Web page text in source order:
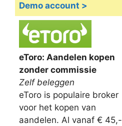
Demo account >
eToro: Aandelen kopen
zonder commissie
Zelf beleggen
eToro is populaire broker
voor het kopen van
aandelen. Al vanaf € 45,-